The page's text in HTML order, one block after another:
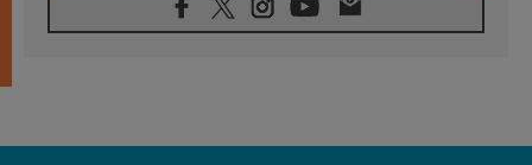
07.08.2026
Tagle: La guerra desfigura el mundo, solo la